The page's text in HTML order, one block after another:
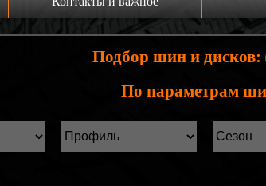
На главную
Статьи
Статьи
Подбор шин и дисков:
По параметрам